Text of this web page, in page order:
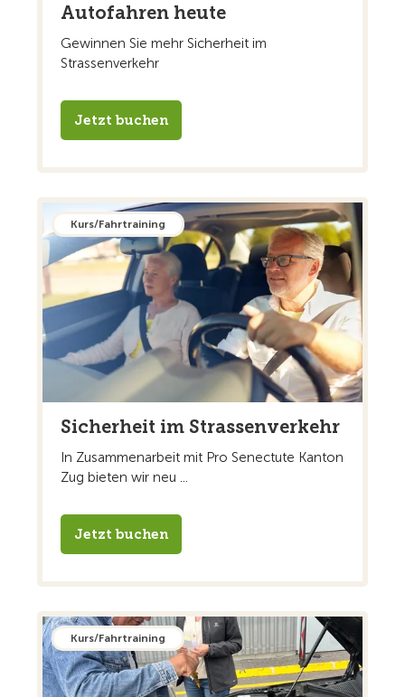
Autofahren heute
Gewinnen Sie mehr Sicherheit im
Strassenverkehr
Jetzt buchen
Kurs/Fahrtraining
Sicherheit im Strassenverkehr
In Zusammenarbeit mit Pro Senectute Kanton
Zug bieten wir neu ...
Jetzt buchen
Kurs/Fahrtraining